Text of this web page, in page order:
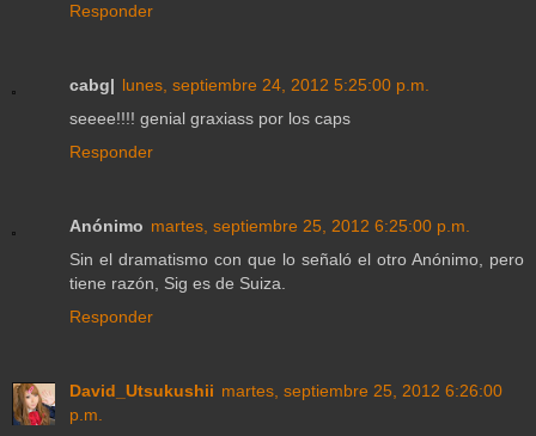
Responder
cabg| lunes, septiembre 24, 2012 5:25:00 p.m.
seeee!!!! genial graxiass por los caps
Responder
Anónimo martes, septiembre 25, 2012 6:25:00 p.m.
Sin el dramatismo con que lo señaló el otro Anónimo, pero
tiene razón, Sig es de Suiza.
Responder
David_Utsukushii martes, septiembre 25, 2012 6:26:00
p.m.